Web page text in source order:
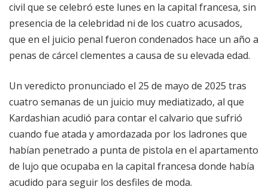
civil que se celebró este lunes en la capital francesa, sin
presencia de la celebridad ni de los cuatro acusados,
que en el juicio penal fueron condenados hace un año a
penas de cárcel clementes a causa de su elevada edad.
Un veredicto pronunciado el 25 de mayo de 2025 tras
cuatro semanas de un juicio muy mediatizado, al que
Kardashian acudió para contar el calvario que sufrió
cuando fue atada y amordazada por los ladrones que
habían penetrado a punta de pistola en el apartamento
de lujo que ocupaba en la capital francesa donde había
acudido para seguir los desfiles de moda.